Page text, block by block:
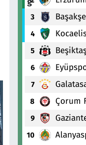
3
4
5
6
7
8 Çorum
9
10